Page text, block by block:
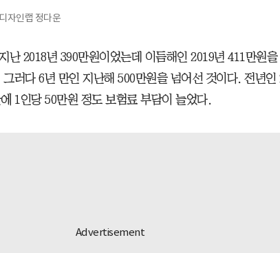
자인랩 정다운
난 2018년 390만원이었는데 이듬해인 2019년 411만원
러다 6년 만인 지난해 500만원을 넘어선 것이다. 전년인
1인당 50만원 정도 보험료 부담이 늘었다.